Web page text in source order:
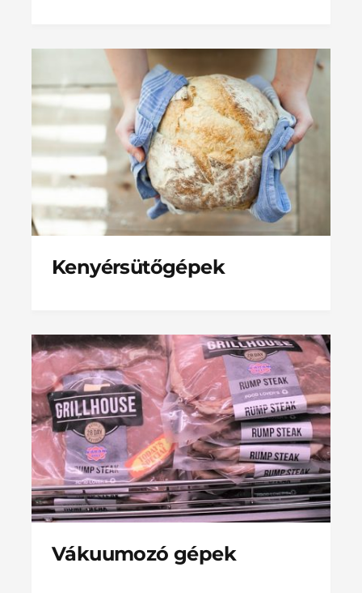
Kenyérsütőgépek
Vákuumozó gépek